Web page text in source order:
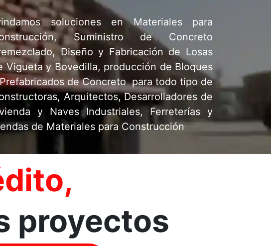
soluciones en Materiales para
Suministro de Concreto
Diseño y Fabricación de Losas
Vigueta y Bovedilla, producción de Bloques
de Concreto para todo tipo de
Arquitectos, Desarrolladores de
y Naves Industriales, Ferreterías y
de Materiales para Construcción
proyectos